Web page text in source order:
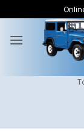
Inhalt
springen